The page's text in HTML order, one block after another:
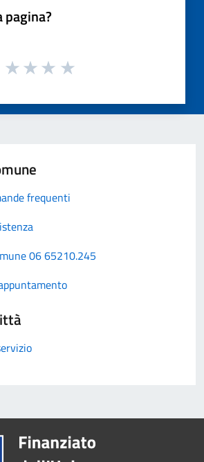
pagina?
frequenti
06 65210.245